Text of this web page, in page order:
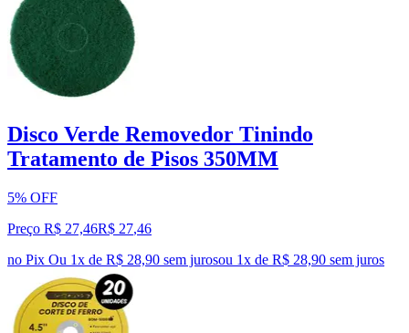
Disco Verde Removedor Tinindo
Tratamento de Pisos 350MM
5% OFF
Preço R$ 27,46R$ 27,46
no Pix Ou 1x de R$ 28,90 sem jurosou 1x de R$ 28,90 sem juros